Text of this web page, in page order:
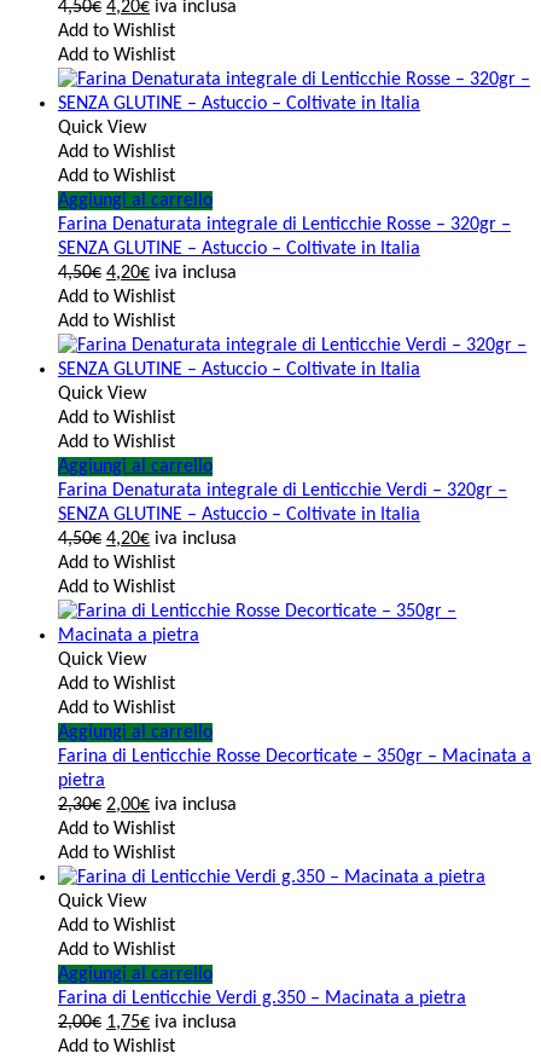
4,50€ 4,20€ iva inclusa
Add to Wishlist
Add to Wishlist
Quick View
Add to Wishlist
Add to Wishlist
Aggiungi al carrello
Farina Denaturata integrale di Lenticchie Rosse – 320gr –
SENZA GLUTINE – Astuccio – Coltivate in Italia
4,50€ 4,20€ iva inclusa
Add to Wishlist
Add to Wishlist
Quick View
Add to Wishlist
Add to Wishlist
Aggiungi al carrello
Farina Denaturata integrale di Lenticchie Verdi – 320gr –
SENZA GLUTINE – Astuccio – Coltivate in Italia
4,50€ 4,20€ iva inclusa
Add to Wishlist
Add to Wishlist
Quick View
Add to Wishlist
Add to Wishlist
Aggiungi al carrello
Farina di Lenticchie Rosse Decorticate – 350gr – Macinata a
pietra
2,30€ 2,00€ iva inclusa
Add to Wishlist
Add to Wishlist
Quick View
Add to Wishlist
Add to Wishlist
Aggiungi al carrello
Farina di Lenticchie Verdi g.350 – Macinata a pietra
2,00€ 1,75€ iva inclusa
Add to Wishlist